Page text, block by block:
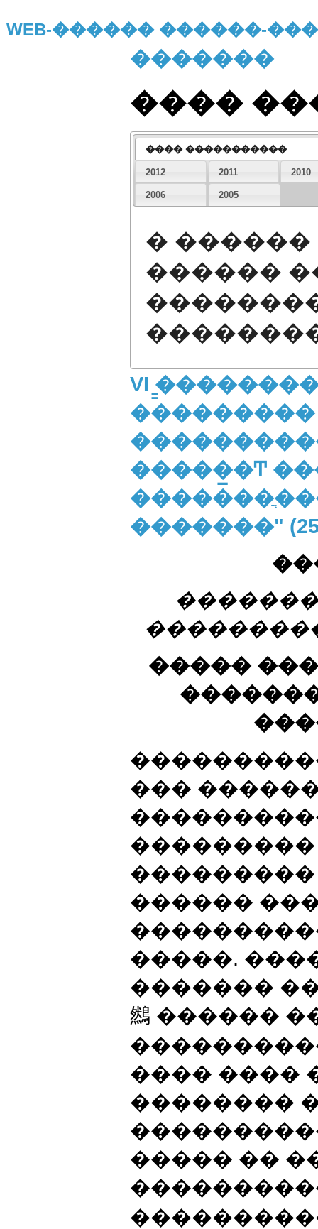
WEB-������ ������-
�������
����
���� �����������
2012 2011 2010
2006 2005
�
������
VI
"��ֲ�����-
�����̲�Ͳ
������
�������"
�����
���
������
�����.
�������
䳿 ������
���� ����
��������
����� ��